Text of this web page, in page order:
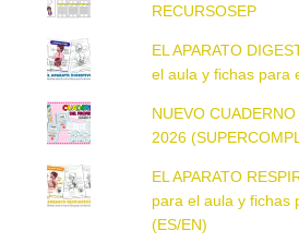
RECURSOSEP
EL APARATO
el aula y fichas para
NUEVO
2026
EL APARATO
para el aula y fichas
(ES/EN)